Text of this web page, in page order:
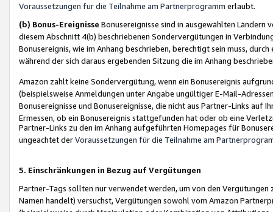
Voraussetzungen für die Teilnahme am Partnerprogramm erlaubt.
(b) Bonus-Ereignisse Bonusereignisse sind in ausgewählten Ländern
diesem Abschnitt 4(b) beschriebenen Sondervergütungen in
Bonusereignis, wie im Anhang beschrieben, berechtigt sein muss,
während der sich daraus ergebenden Sitzung die im Anhang
Amazon zahlt keine Sondervergütung, wenn ein Bonusereignis
(beispielsweise Anmeldungen unter Angabe ungültiger E-Mail-
Bonusereignisse und Bonusereignisse, die nicht aus Partner-Links auf
Ermessen, ob ein Bonusereignis stattgefunden hat oder ob eine
Partner-Links zu den im Anhang aufgeführten Homepages für
ungeachtet derVoraussetzungen für die Teilnahme am
5. Einschränkungen in Bezug auf Vergütungen
Partner-Tags sollten nur verwendet werden, um von den
Namen handelt) versuchst, Vergütungen sowohl vom Amazon